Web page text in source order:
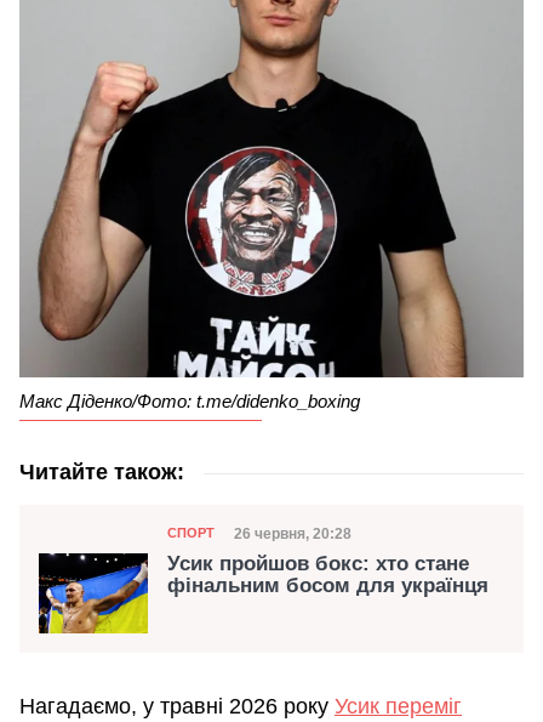
Макс Діденко/Фото: t.me/didenko_boxing
Читайте також:
Категорія
СПОРТ Дата публікації
26 червня, 20:28
Усик пройшов бокс: хто стане
фінальним босом для українця
Нагадаємо, у травні 2026 року Усик переміг